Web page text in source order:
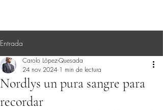
Entrada
Nordlys un pura sangre para
recordar
Carolo López-Quesada
24 nov 2024 1 min de lectura